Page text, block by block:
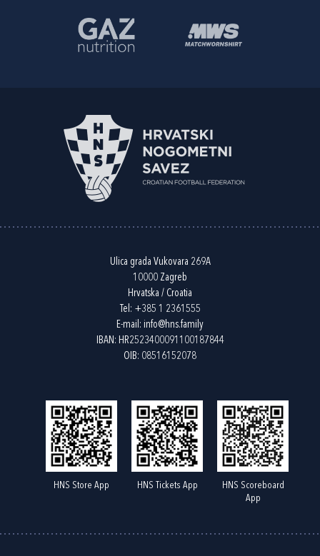
Ulica grada Vukovara 269A
10000 Zagreb
Hrvatska / Croatia
Tel: +385 1 2361555
E-mail: info@hns.family
IBAN: HR2523400091100187844
OIB: 08516152078
HNS Store App HNS Tickets App
HNS Scoreboard
App